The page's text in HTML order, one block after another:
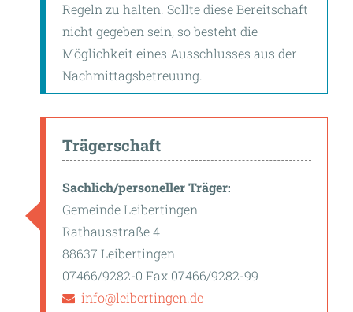
Regeln zu halten. Sollte diese Bereitschaft
nicht gegeben sein, so besteht die
Möglichkeit eines Ausschlusses aus der
Nachmittagsbetreuung.
Trägerschaft
Sachlich/personeller Träger:
Gemeinde Leibertingen
Rathausstraße 4
88637 Leibertingen
07466/9282-0 Fax 07466/9282-99
info@leibertingen.de